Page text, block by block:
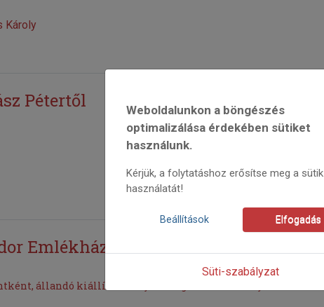
Károly
Pétertől
Emlékház
állandó kiállítással nyílt meg a költő zámolyi szülőháza
Weboldalunkon a böngészés
optimalizálása érdekében sütiket
használunk.
Kérjük, a folytatáshoz erősítse meg a sütik
használatát!
Beállítások Elfogadás
Süti-szabályzat